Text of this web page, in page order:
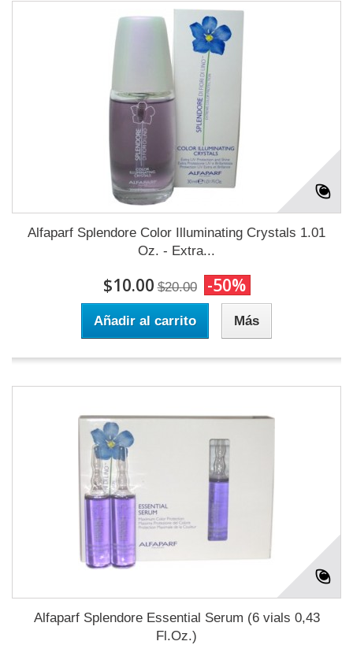
Alfaparf Splendore Color Illuminating Crystals 1.01
Oz. - Extra...
$10.00 $20.00 -50%
Añadir al carrito Más
Alfaparf Splendore Essential Serum (6 vials 0,43
Fl.Oz.)